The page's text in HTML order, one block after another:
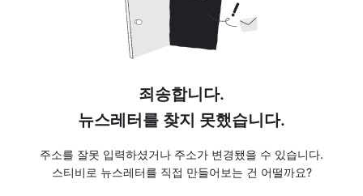
죄송합니다.
뉴스레터를 찾지 못했습니다.
주소를 잘못 입력하셨거나 주소가 변경됐을 수 있습니다.
스티비로 뉴스레터를 직접 만들어보는 건 어떨까요?